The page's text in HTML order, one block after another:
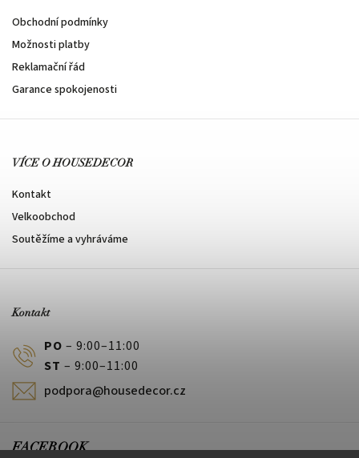
Obchodní podmínky
Možnosti platby
Reklamační řád
Garance spokojenosti
VÍCE O HOUSEDECOR
Kontakt
Velkoobchod
Soutěžíme a vyhráváme
Kontakt
PO – 9:00–11:00
ST – 9:00–11:00
podpora@housedecor.cz
FACEBOOK